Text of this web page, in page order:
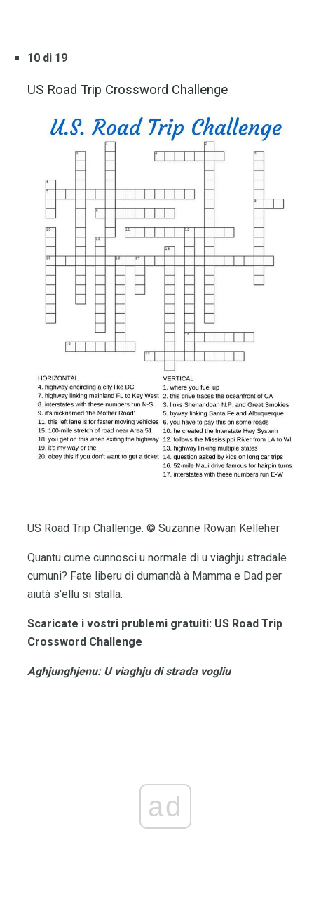
10 di 19
US Road Trip Crossword Challenge
US Road Trip Challenge. © Suzanne Rowan Kelleher
Quantu cume cunnosci u normale di u viaghju stradale
cumuni? Fate liberu di dumandà à Mamma e Dad per
aiutà s'ellu si stalla.
Scaricate i vostri prublemi gratuiti: US Road Trip
Crossword Challenge
Aghjunghjenu: U viaghju di strada vogliu
ad